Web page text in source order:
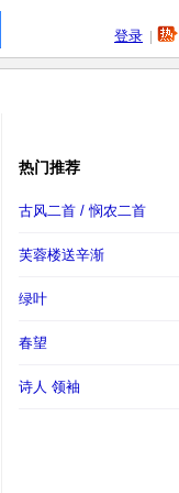
登录 |
热门推荐
古风二首 / 悯农二首
芙蓉楼送辛渐
绿叶
春望
诗人 领袖